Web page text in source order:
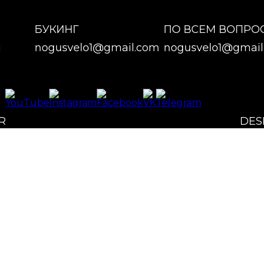
БУКИНГ
nogusvelo1@gmail.com
ПО ВСЕМ